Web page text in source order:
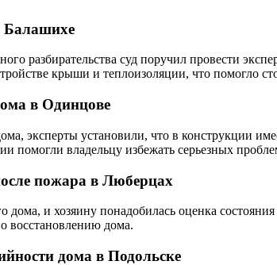
Балашихе
разбирательства суд поручил провести
крыши и теплоизоляции, что помогло
в Одинцове
эксперты установили, что в конструкции
помогли владельцу избежать серьезных
пожара в Люберцах
дома, и хозяину понадобилась оценка
восстановлению дома.
дома в Подольске